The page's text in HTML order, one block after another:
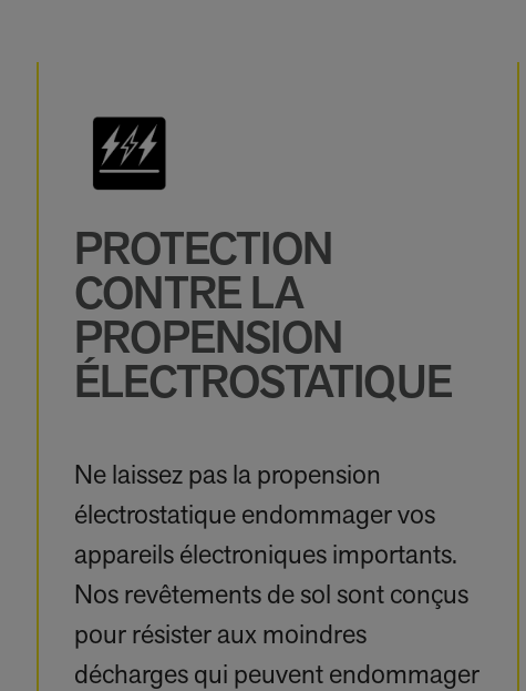
PROTECTION
CONTRE LA
PROPENSION
ÉLECTROSTATIQUE
Ne laissez pas la propension
électrostatique endommager vos
appareils électroniques importants.
Nos revêtements de sol sont conçus
pour résister aux moindres
décharges qui peuvent endommager